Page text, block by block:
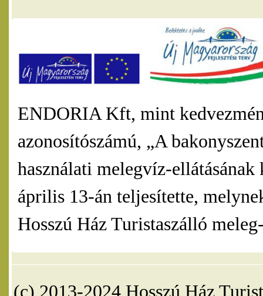
ENDORIA Kft, mint
azonosítószámú, „A
használati melegvíz-
április 13-án teljesítette,
Hosszú Ház Turistaszálló
(c) 2013-2024 Hosszú Ház